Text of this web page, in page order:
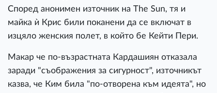
Според анонимен източник на The Sun, тя и
майка ѝ Крис били поканени да се включат в
изцяло женския полет, в който бе Кейти Пери.
Макар че по-възрастната Кардашиян отказала
заради "съображения за сигурност", източникът
казва, че Ким била "по-отворена към идеята", но